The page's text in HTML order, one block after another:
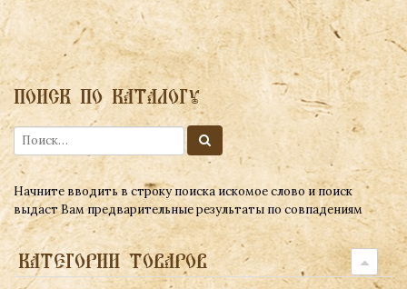
ПОИСК ПО КАТАЛОГУ
Начните вводить в строку поиска искомое слово и поиск
выдаст Вам предварительные результаты по совпадениям
КАТЕГОРИИ ТОВАРОВ